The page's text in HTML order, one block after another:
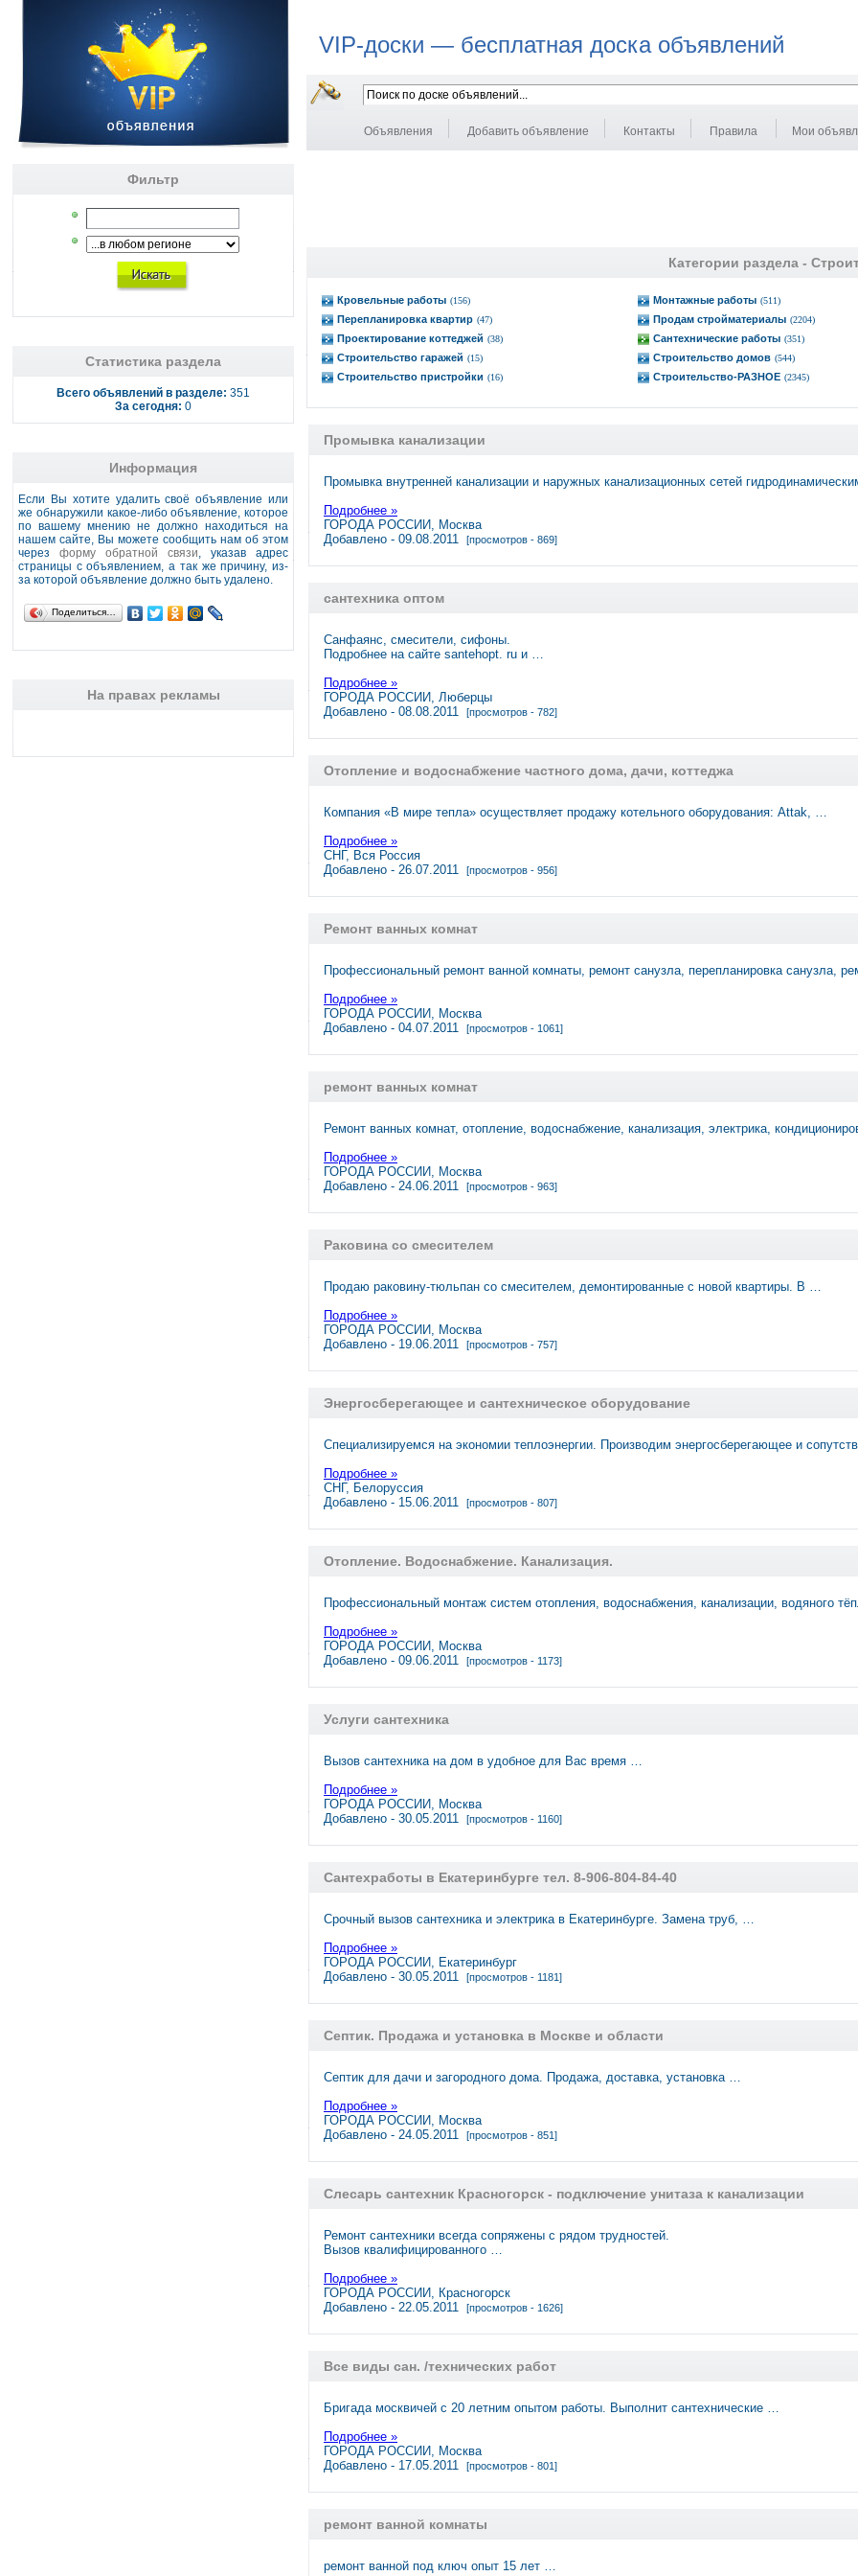
VIP-доски — бесплатная доска объявлений
Объявления Добавить объявление Контакты Правила Мои
Фильтр
Статистика раздела
Всего объявлений в разделе: 351
За сегодня: 0
Информация
Если Вы хотите удалить своё объявление или
же обнаружили какое-либо объявление, которое
по вашему мнению не должно находиться на
нашем сайте, Вы можете сообщить нам об этом
через форму обратной связи, указав адрес
страницы с объявлением, а так же причину, из-
за которой объявление должно быть удалено.
Поделиться…
На правах рекламы
Категории раздела -
Кровельные работы (156) Монтажные работы (511)
Перепланировка квартир (47) Продам стройматериалы (2204)
Проектирование коттеджей (38) Сантехнические работы (351)
Строительство гаражей (15) Строительство домов (544)
Строительство пристройки (16) Строительство-РАЗНОЕ (2345)
Промывка канализации
Промывка внутренней канализации и наружных канализационных сетей
Подробнее »
ГОРОДА РОССИИ, Москва
Добавлено - 09.08.2011
[просмотров - 869]
сантехника оптом
Санфаянс, смесители, сифоны.
Подробнее на сайте santehopt. ru и …
Подробнее »
ГОРОДА РОССИИ, Люберцы
Добавлено - 08.08.2011
[просмотров - 782]
Отопление и водоснабжение частного дома, дачи, коттеджа
Компания «В мире тепла» осуществляет продажу котельного оборудования: Attak, …
Подробнее »
СНГ, Вся Россия
Добавлено - 26.07.2011
[просмотров - 956]
Ремонт ванных комнат
Профессиональный ремонт ванной комнаты, ремонт санузла, перепланировка санузла,
Подробнее »
ГОРОДА РОССИИ, Москва
Добавлено - 04.07.2011
[просмотров - 1061]
ремонт ванных комнат
Ремонт ванных комнат, отопление, водоснабжение, канализация, электрика,
Подробнее »
ГОРОДА РОССИИ, Москва
Добавлено - 24.06.2011
[просмотров - 963]
Раковина со смесителем
Продаю раковину-тюльпан со смесителем, демонтированные с новой квартиры. В …
Подробнее »
ГОРОДА РОССИИ, Москва
Добавлено - 19.06.2011
[просмотров - 757]
Энергосберегающее и сантехническое оборудование
Специализируемся на экономии теплоэнергии. Производим энергосберегающее и
Подробнее »
СНГ, Белоруссия
Добавлено - 15.06.2011
[просмотров - 807]
Отопление. Водоснабжение. Канализация.
Профессиональный монтаж систем отопления, водоснабжения, канализации, водяного
Подробнее »
ГОРОДА РОССИИ, Москва
Добавлено - 09.06.2011
[просмотров - 1173]
Услуги сантехника
Вызов сантехника на дом в удобное для Вас время …
Подробнее »
ГОРОДА РОССИИ, Москва
Добавлено - 30.05.2011
[просмотров - 1160]
Сантехработы в Екатеринбурге тел. 8-906-804-84-40
Срочный вызов сантехника и электрика в Екатеринбурге. Замена труб, …
Подробнее »
ГОРОДА РОССИИ, Екатеринбург
Добавлено - 30.05.2011
[просмотров - 1181]
Септик. Продажа и установка в Москве и области
Септик для дачи и загородного дома. Продажа, доставка, установка …
Подробнее »
ГОРОДА РОССИИ, Москва
Добавлено - 24.05.2011
[просмотров - 851]
Слесарь сантехник Красногорск - подключение унитаза к канализации
Ремонт сантехники всегда сопряжены с рядом трудностей.
Вызов квалифицированного …
Подробнее »
ГОРОДА РОССИИ, Красногорск
Добавлено - 22.05.2011
[просмотров - 1626]
Все виды сан. /технических работ
Бригада москвичей с 20 летним опытом работы. Выполнит сантехнические …
Подробнее »
ГОРОДА РОССИИ, Москва
Добавлено - 17.05.2011
[просмотров - 801]
ремонт ванной комнаты
ремонт ванной под ключ опыт 15 лет …